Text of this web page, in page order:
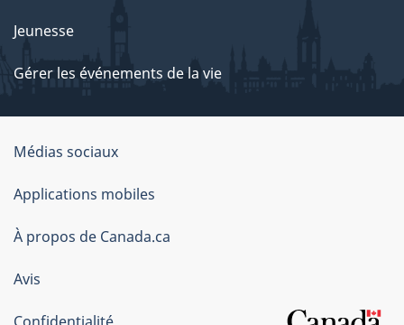
Jeunesse
Gérer les événements de la vie
Organisation
du
gouvernement
du
Canada
Médias sociaux
Applications mobiles
À propos de Canada.ca
Avis
Confidentialité